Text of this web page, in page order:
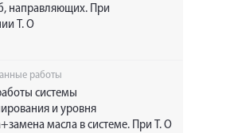
направляющих. При
Т. О
работы
системы
и уровня
масла в системе. При Т. О